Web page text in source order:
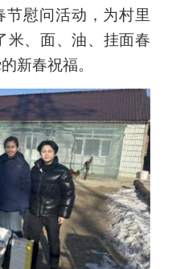
节慰问活动，为村里
米、面、油、挂面春
新春祝福。